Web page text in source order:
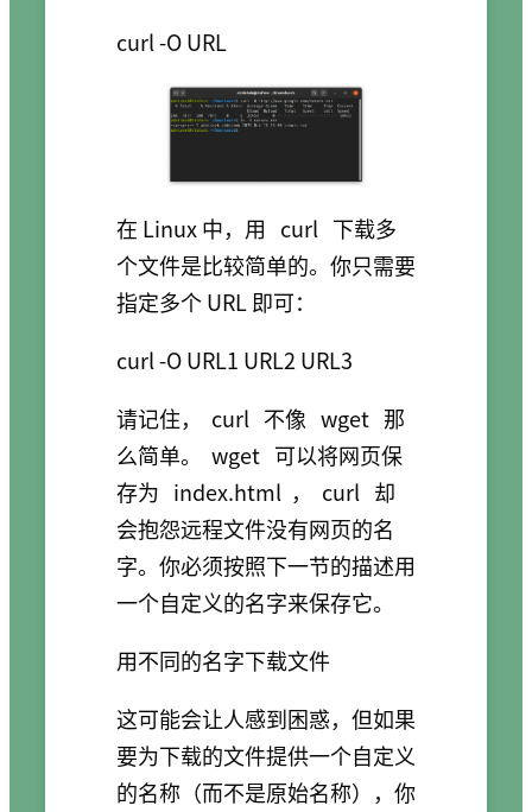
在 Linux 中，用 curl 下载多
个文件是比较简单的。你只需要
指定多个 URL 即可：
请记住，
curl 不像 wget 那
么简单。
wget 可以将网页保
存为 index.html ， curl 却
会抱怨远程文件没有网页的名
字。你必须按照下一节的描述用
一个自定义的名字来保存它。
用不同的名字下载文件
这可能会让人感到困惑，但如果
要为下载的文件提供一个自定义
的名称（而不是原始名称），你